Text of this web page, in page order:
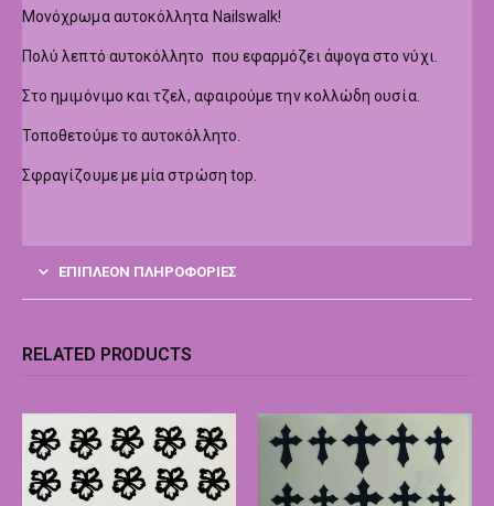
Μονόχρωμα αυτοκόλλητα Nailswalk!
Πολύ λεπτό αυτοκόλλητο που εφαρμόζει άψογα στο νύχι.
Στο ημιμόνιμο και τζελ, αφαιρούμε την κολλώδη ουσία.
Τοποθετούμε το αυτοκόλλητο.
Σφραγίζουμε με μία στρώση top.
ΕΠΙΠΛΈΟΝ ΠΛΗΡΟΦΟΡΊΕΣ
RELATED PRODUCTS